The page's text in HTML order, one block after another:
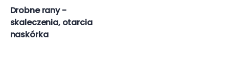
Drobne rany -
skaleczenia, otarcia
naskórka